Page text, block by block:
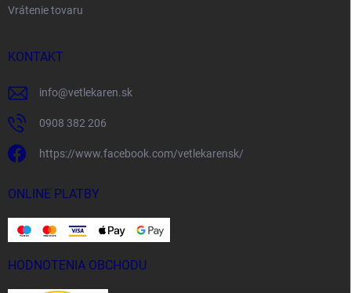
Vrátenie tovaru
KONTAKT
info@vetlekaren.sk
0908 382 206
https://www.facebook.com/vetlekarensk/
ONLINE PLATBY
HODNOTENIA OBCHODU